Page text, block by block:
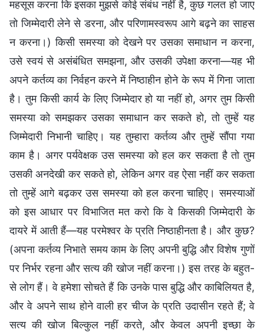
महसूस करना कि इसका मुझसे कोई संबंध नहीं है, कुछ गलत हो जाए
तो जिम्मेदारी लेने से डरना, और परिणामस्वरूप आगे बढ़ने का साहस
न करना।) किसी समस्या को देखने पर उसका समाधान न करना,
उसे स्वयं से असंबंधित समझना, और उसकी उपेक्षा करना—यह भी
अपने कर्तव्य का निर्वहन करने में निष्ठाहीन होने के रूप में गिना जाता
है। तुम किसी कार्य के लिए जिम्मेदार हो या नहीं हो, अगर तुम किसी
समस्या को समझकर उसका समाधान कर सकते हो, तो तुम्हें यह
जिम्मेदारी निभानी चाहिए। यह तुम्हारा कर्तव्य और तुम्हें सौंपा गया
काम है। अगर पर्यवेक्षक उस समस्या को हल कर सकता है तो तुम
उसकी अनदेखी कर सकते हो, लेकिन अगर वह ऐसा नहीं कर सकता
तो तुम्हें आगे बढ़कर उस समस्या को हल करना चाहिए। समस्याओं
को इस आधार पर विभाजित मत करो कि वे किसकी जिम्मेदारी के
दायरे में आती हैं—यह परमेश्वर के प्रति निष्ठाहीनता है। और कुछ?
(अपना कर्तव्य निभाते समय काम के लिए अपनी बुद्धि और विशेष गुणों
पर निर्भर रहना और सत्य की खोज नहीं करना।) इस तरह के बहुत-
से लोग हैं। वे हमेशा सोचते हैं कि उनके पास बुद्धि और काबिलियत है,
और वे अपने साथ होने वाली हर चीज के प्रति उदासीन रहते हैं; वे
सत्य की खोज बिल्कुल नहीं करते, और केवल अपनी इच्छा के